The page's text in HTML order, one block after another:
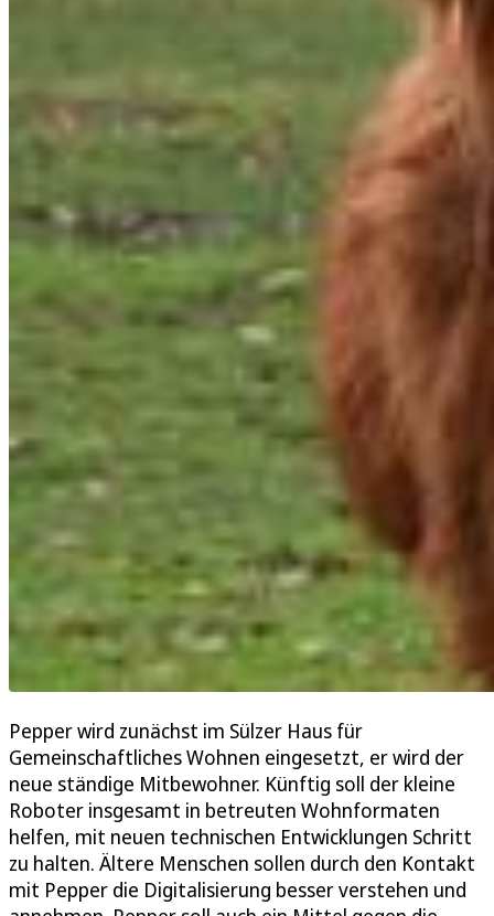
Pepper wird zunächst im Sülzer Haus für
Gemeinschaftliches Wohnen eingesetzt, er wird der
neue ständige Mitbewohner. Künftig soll der kleine
Roboter insgesamt in betreuten Wohnformaten
helfen, mit neuen technischen Entwicklungen Schritt
zu halten. Ältere Menschen sollen durch den Kontakt
mit Pepper die Digitalisierung besser verstehen und